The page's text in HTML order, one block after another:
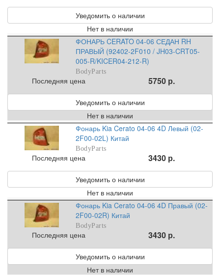
Уведомить о наличии
Нет в наличии
ФОНАРЬ CERATO 04-06 СЕДАН RH
ПРАВЫЙ (92402-2F010 / JH03-CRT05-
005-R/KICER04-212-R)
BodyParts
Последняя цена 5750 р.
Уведомить о наличии
Нет в наличии
Фонарь Kia Cerato 04-06 4D Левый (02-
2F00-02L) Китай
BodyParts
Последняя цена 3430 р.
Уведомить о наличии
Нет в наличии
Фонарь Kia Cerato 04-06 4D Правый (02-
2F00-02R) Китай
BodyParts
Последняя цена 3430 р.
Уведомить о наличии
Нет в наличии